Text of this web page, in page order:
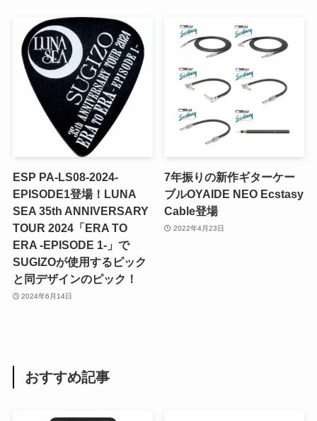
ESP PA-LS08-2024-
EPISODE1登場！LUNA
SEA 35th ANNIVERSARY
TOUR 2024「ERA TO
ERA -EPISODE 1-」で
SUGIZOが使用するピック
と同デザインのピック！
2024年6月14日
7年振りの新作ギターケー
ブルOYAIDE NEO Ecstasy
Cable登場
2022年4月23日
おすすめ記事